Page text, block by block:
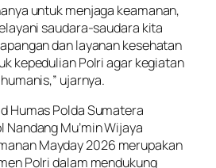
untuk menjaga keamanan,
saudara-saudara kita
dan layanan kesehatan
kepedulian Polri agar kegiatan
ujarnya.
Humas Polda Sumatera
Nandang Mu’min Wijaya
Mayday 2026 merupakan
Polri dalam mendukung